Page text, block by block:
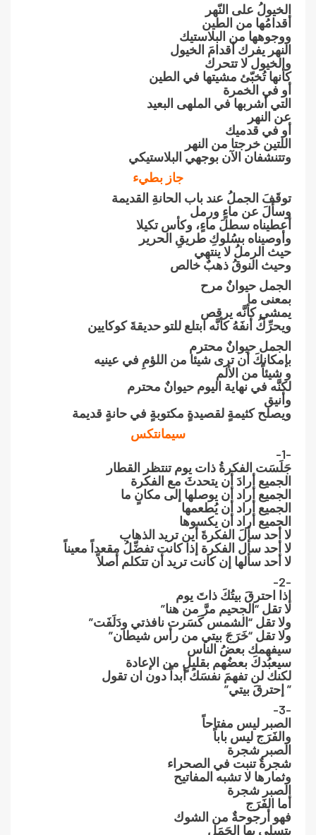
الخيولُ على النّهر
أقدامُها من الطين
ووجوهها من البلاستيك
النهر يفرك أقدامَ الخيول
والخيول لا تتحرك
كأنها تُخبّئ مشيتها في الطين
أو في الخمرة
التي أشربها في الملهى البعيد
عن النهر
أو في قدميك
اللتين خرجتا من النهر
وتتنشفان الآن بوجهي البلاستيكي
جاز بطيء
توقَفَ الجملُ عند باب الحانةِ القديمة
وسأَلَ عن ماءٍ ورمل
أعطيناه سطلَ ماءٍ، وكأس تكيلا
وأوصيناه بسُلوكِ طريقِ الحرير
حيث الرملُ لا ينتهي
وحيث النوقُ ذهبٌ خالص
الجمل حيوانٌ مرح
بمعنى ما
يمشي كأنَّه يرقص
ويحرِّكُ أنفَهُ كأنَّه ابتلع للتو حديقةَ كوكايين
الجمل حيوانٌ محترم
بإمكانكَ أن ترى شيئا من اللؤمِ في عينيه
و شيئاً من الألم
لكنَّه في نهاية اليوم حيوانٌ محترم
وأنيق
ويصلح كثيمةٍ لقصيدةٍ مكتوبةٍ في حانةٍ قديمة
سيمانتكس
-1-
جَلَسَت الفكرةُ ذات يوم تنتظر القطار
الجميع أرادَ أن يتحدثَ مع الفكرة
الجميع أراد أن يوصلها إلى مكانٍ ما
الجميع أراد أن يُطعمها
الجميع أراد أن يكسوها
لا أحد سألَ الفكرةَ أين تريد الذهاب
لا أحد سأل الفكرة إذا كانت تفضِّلُ مقعداً معيناً
لا أحد سألها إن كانت تريد أن تتكلم أصلاً
-2-
إذا احترقَ بيتُكَ ذاتَ يوم
لا تقل “الجحيم مرَّ من هنا”
ولا تقل “الشمس كَسَرت نافذتي ودَلَفَت”
ولا تقل “خَرَجَ بيتي من رأس شيطان”
سيفهمك بعضُ الناس
سيعبُدكَ بعضُهم بقليلٍ من الإعادة
لكنك لن تفهمَ نفسَكَ أبداً دون ان تقول
” إحترقَ بيتي”
-3-
الصبر ليس مفتاحاً
والفَرَج ليس باباً
الصبر شجرة
شجرةٌ تنبت في الصحراء
وثمارها لا تشبه المفاتيح
الصبر شجرة
أما الفَرَج
فهو أرجوحةٌ من الشوك
يتسلى بها الجَمَل